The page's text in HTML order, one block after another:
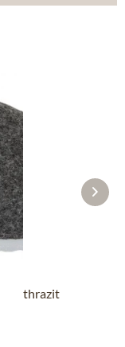
anthrazit